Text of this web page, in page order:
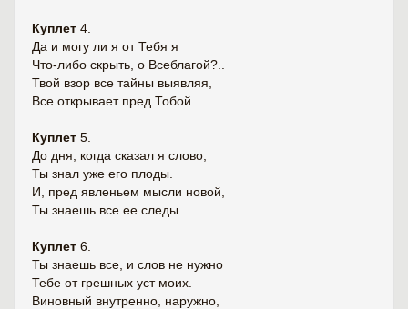
Куплет 4.
Да и могу ли я от Тебя я
Что-либо скрыть, о Всеблагой?..
Твой взор все тайны выявляя,
Все открывает пред Тобой.
Куплет 5.
До дня, когда сказал я слово,
Ты знал уже его плоды.
И, пред явленьем мысли новой,
Ты знаешь все ее следы.
Куплет 6.
Ты знаешь все, и слов не нужно
Тебе от грешных уст моих.
Виновный внутренно, наружно,